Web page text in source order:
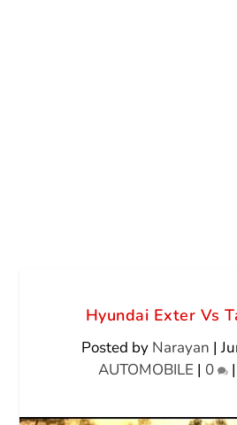
Hyundai Exter Vs
Posted by Narayan |
AUTOMOBILE | 0 |